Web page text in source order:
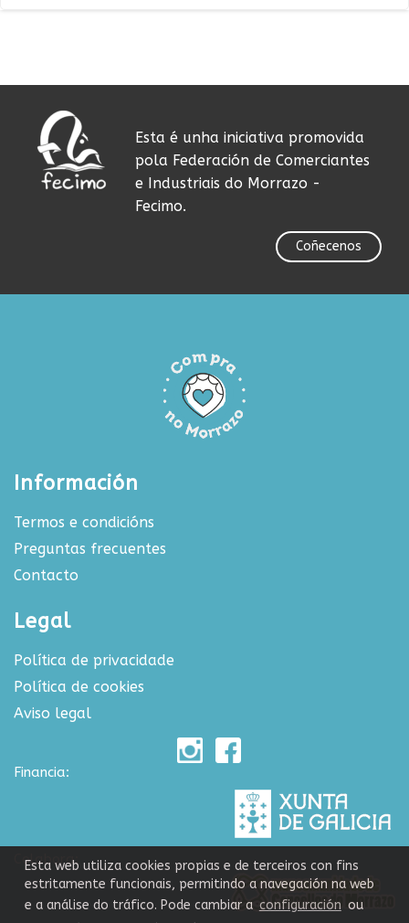
Esta é unha iniciativa promovida
pola Federación de Comerciantes
e Industriais do Morrazo -
Fecimo.
Coñecenos
Información
Termos e condicións
Preguntas frecuentes
Contacto
Legal
Política de privacidade
Política de cookies
Aviso legal
Financia:
Colabora:
Esta web utiliza cookies propias e de terceiros con fins
estritamente funcionais, permitindo a navegación na web
e a análise do tráfico. Pode cambiar a configuración ou